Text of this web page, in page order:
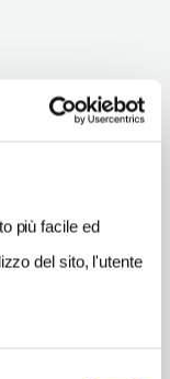
più facile ed
del sito, l'utente